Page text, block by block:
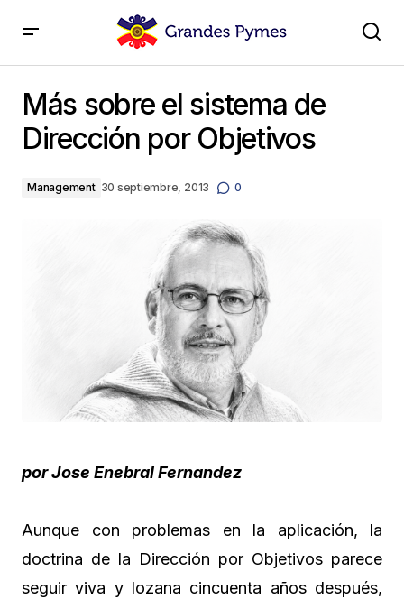
Más sobre el sistema de
Dirección por Objetivos
Management 30 septiembre, 2013 0
por Jose Enebral Fernandez
Aunque con problemas en la aplicación, la
doctrina de la Dirección por Objetivos parece
seguir viva y lozana cincuenta años después,